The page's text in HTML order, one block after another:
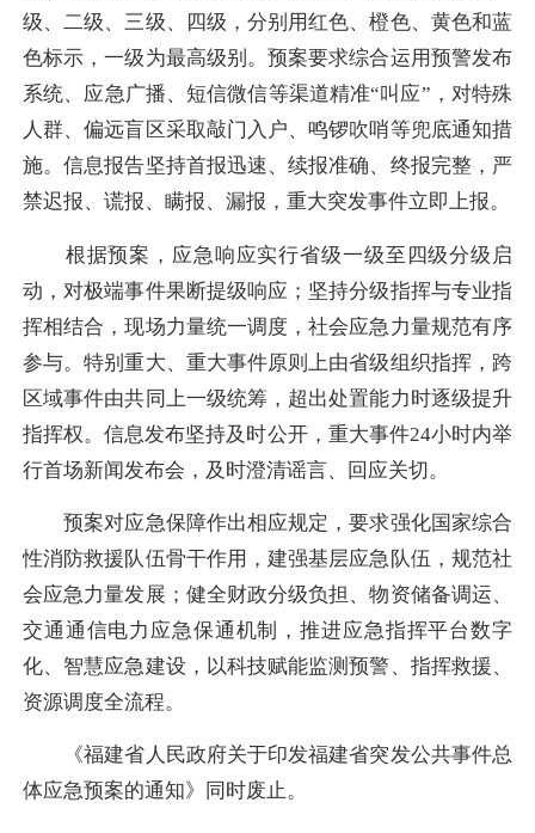
级、二级、三级、四级，分别用红色、橙色、黄色和蓝
色标示，一级为最高级别。预案要求综合运用预警发布
系统、应急广播、短信微信等渠道精准“叫应”，对特殊
人群、偏远盲区采取敲门入户、鸣锣吹哨等兜底通知措
施。信息报告坚持首报迅速、续报准确、终报完整，严
禁迟报、谎报、瞒报、漏报，重大突发事件立即上报。
根据预案，应急响应实行省级一级至四级分级启
动，对极端事件果断提级响应；坚持分级指挥与专业指
挥相结合，现场力量统一调度，社会应急力量规范有序
参与。特别重大、重大事件原则上由省级组织指挥，跨
区域事件由共同上一级统筹，超出处置能力时逐级提升
指挥权。信息发布坚持及时公开，重大事件24小时内举
行首场新闻发布会，及时澄清谣言、回应关切。
预案对应急保障作出相应规定，要求强化国家综合
性消防救援队伍骨干作用，建强基层应急队伍，规范社
会应急力量发展；健全财政分级负担、物资储备调运、
交通通信电力应急保通机制，推进应急指挥平台数字
化、智慧应急建设，以科技赋能监测预警、指挥救援、
资源调度全流程。
《福建省人民政府关于印发福建省突发公共事件总
体应急预案的通知》同时废止。